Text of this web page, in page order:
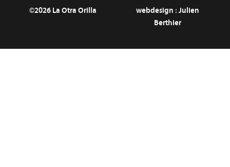
©2026 La Otra Orilla webdesign : Julien
Berthier